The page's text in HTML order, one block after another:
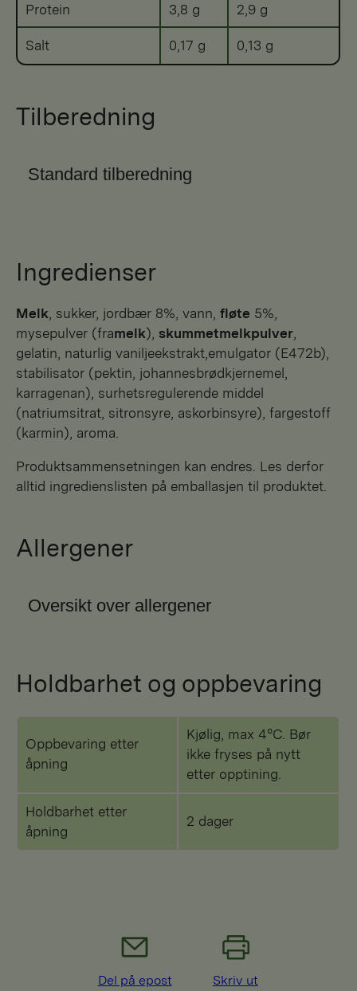
Protein 3,8 g 2,9 g
Salt 0,17 g 0,13 g
Tilberedning
Standard tilberedning
Ingredienser
melk , sukker, jordbær 8%, vann,fløte 5%,
mysepulver (framelk),skummetmelkpulver
gelatin, naturlig vaniljeekstrakt,emulgator (E472b),
stabilisator (pektin, johannesbrødkjernemel,
karragenan), surhetsregulerende middel
(natriumsitrat, sitronsyre, askorbinsyre), fargestoff
(karmin), aroma.
Produktsammensetningen kan endres. Les derfor
alltid ingredienslisten på emballasjen til produktet.
Allergener
Oversikt over allergener
Holdbarhet og oppbevaring
Oppbevaring etter
åpning
Kjølig, max 4°C. Bør
ikke fryses på nytt
etter opptining.
Holdbarhet etter
åpning
2 dager
Del på epost Skriv ut